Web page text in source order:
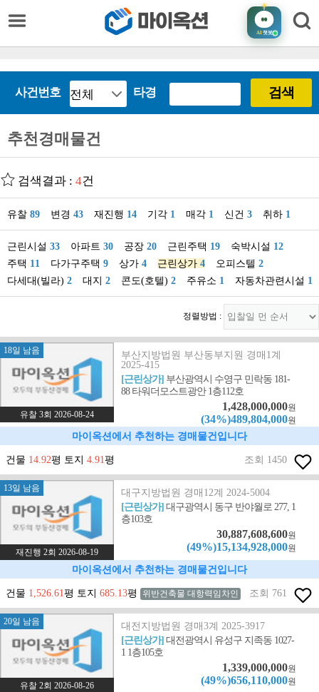
AI챗봇
사건번호 타경 검색
추천경매물건
검색결과 : 4건
유찰 89 변경 43 재진행 14 기각 1 매각 1 신건 3 취하 1
근린시설 33 아파트 30 공장 20 근린주택 19 숙박시설 12
주택 11 다가구주택 9 상가 4 근린상가 4 오피스텔 2
다세대(빌라) 2 대지 2 콘도(호텔) 2 주유소 1 자동차관련시설 1
정렬방법 :
18일 남음
유찰 3회 2026-08-24
부산지방법원 부산동부지원 경매1계
2025-415
[근린상가] 부산광역시 수영구 민락동 181-
88 타워더모스트광안 1층112호
1,428,000,000원
(34%)489,804,000원
마이옥션에서 추천하는 경매물건입니다
건물 14.92평 토지 4.91평 조회 1450
13일 남음
재진행 2회 2026-08-19
대구지방법원 경매12계 2024-5004
[근린상가]대구광역시 동구 반야월로 277, 1
층103호
30,887,608,600원
(49%)15,134,928,000원
마이옥션에서 추천하는 경매물건입니다
건물 1,526.61평 토지 685.13평 위반건축물 대항력임차인 조회 761
20일 남음
유찰 2회 2026-08-26
대전지방법원 경매3계 2025-3917
[근린상가]대전광역시 유성구 지족동 1027-
1 1층105호
1,339,000,000원
(49%)656,110,000원